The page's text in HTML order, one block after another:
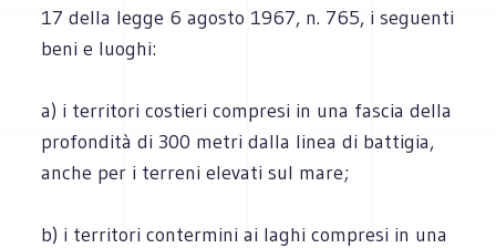
17 della legge 6 agosto 1967, n. 765, i seguenti
beni e luoghi:
a) i territori costieri compresi in una fascia della
profondità di 300 metri dalla linea di battigia,
anche per i terreni elevati sul mare;
b) i territori contermini ai laghi compresi in una